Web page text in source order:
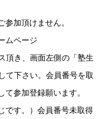
けません。
ムページ
頂き、画面左側の「塾生
て下さい。会員番号を取
参加登録願います。
です。）会員番号未取得